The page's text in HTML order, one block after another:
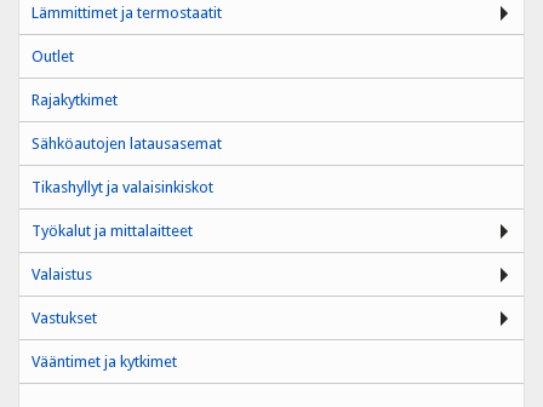
Lämmittimet ja termostaatit
Outlet
Rajakytkimet
Sähköautojen latausasemat
Tikashyllyt ja valaisinkiskot
Työkalut ja mittalaitteet
Valaistus
Vastukset
Vääntimet ja kytkimet